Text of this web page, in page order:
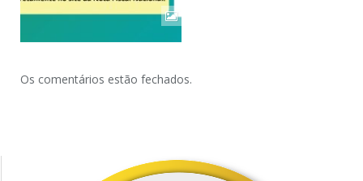
Os comentários estão fechados.